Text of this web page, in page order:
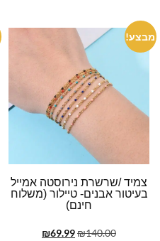
מבצע!
צמיד /שרשרת נירוסטה אמייל
בעיטור אבנים- טיילור (משלוח
חינם)
₪140.00
₪69.99